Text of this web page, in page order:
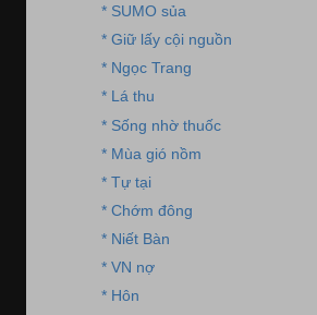
* SUMO sủa
* Giữ lấy cội nguồn
* Ngọc Trang
* Lá thu
* Sống nhờ thuốc
* Mùa gió nồm
* Tự tại
* Chớm đông
* Niết Bàn
* VN nợ
* Hôn